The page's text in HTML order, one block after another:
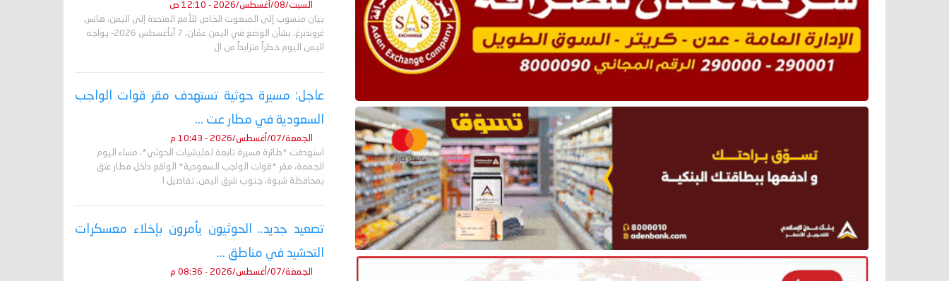
السبت/08/أغسطس/2026 - 12:10 ص
بيان منسوب إلى المبعوث الخاص للأمم المتحدة إلى اليمن، هانس
غروندبرغ، بشأن الوضع في اليمن عمّان، 7 آبأغسطس 2026- يواجه
اليمن اليوم خطراً متزايداً من ال
عاجل: مسيرة حوثية تستهدف مقر قوات الواجب
السعودية في مطار عت ...
الجمعة/07/أغسطس/2026 - 10:43 م
استهدفت *طائرة مسيرة تابعة لمليشيات الحوثي*، مساء اليوم
الجمعة، مقر *قوات الواجب السعودية* الواقع داخل مطار عتق
بمحافظة شبوة، جنوب شرق اليمن. تفاصيل ا
تصعيد جديد.. الحوثيون يأمرون بإخلاء معسكرات
التحشيد في مناطق ...
الجمعة/07/أغسطس/2026 - 08:36 م